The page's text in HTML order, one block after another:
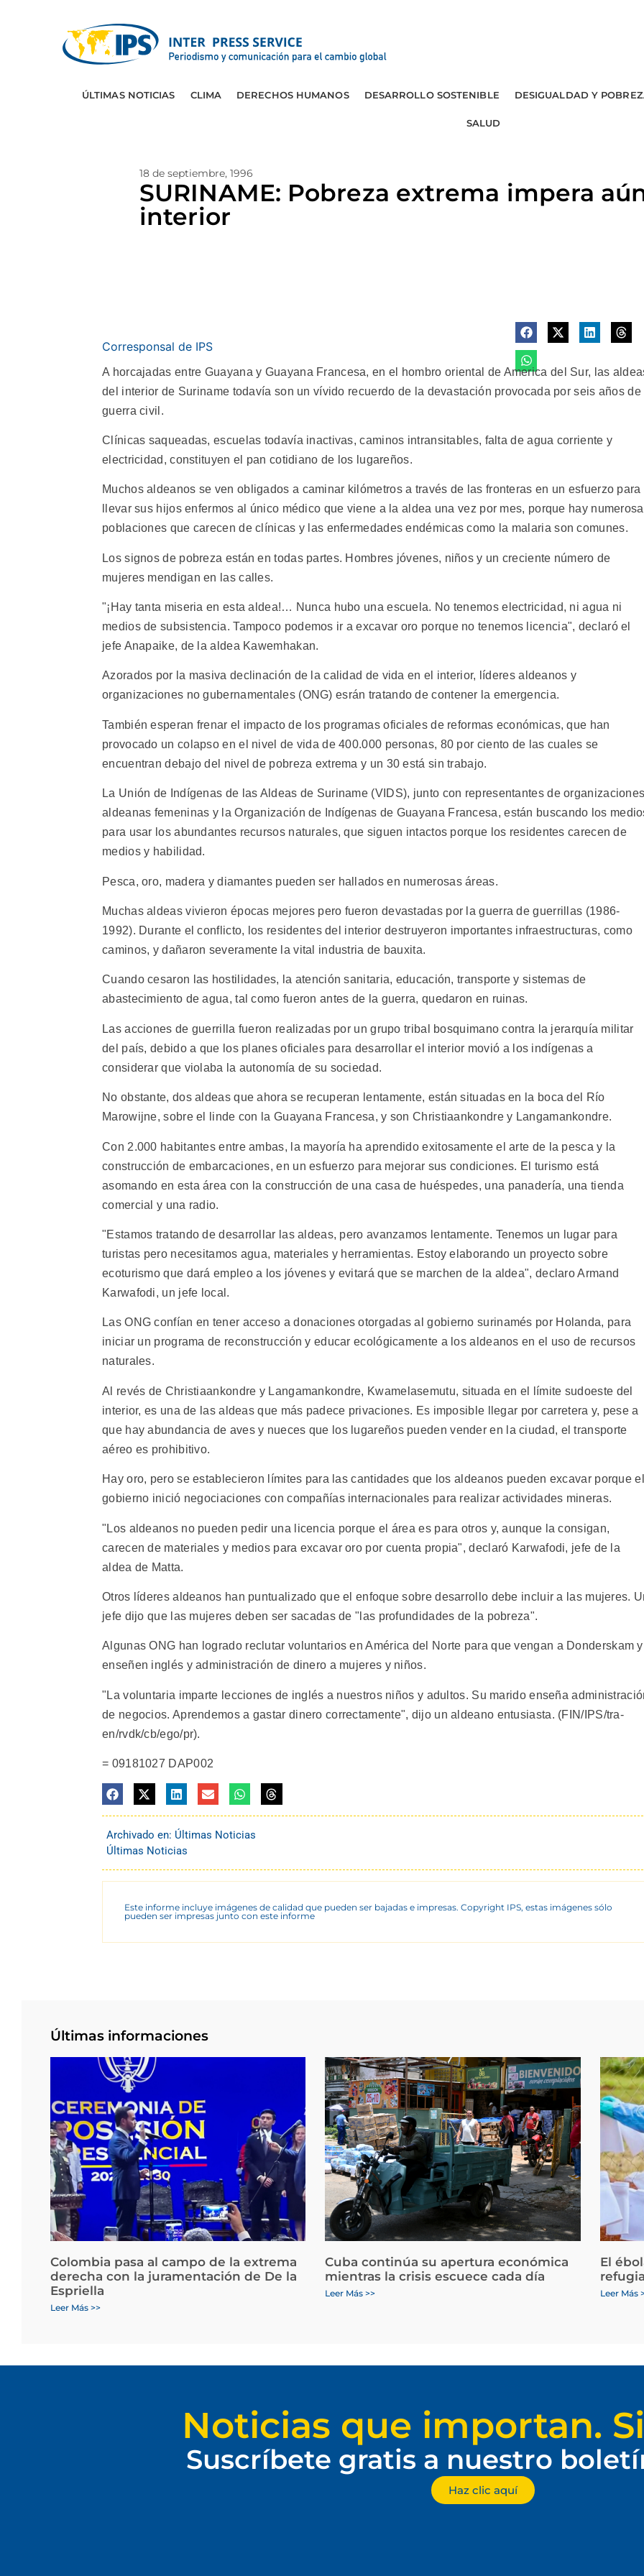
ÚLTIMAS NOTICIAS CLIMA DERECHOS HUMANOS DESARROLLO SOSTENIBLE DESIGUALDAD Y
SALUD
18 de septiembre, 1996
SURINAME: Pobreza extrema impera
interior
Corresponsal de IPS
A horcajadas entre Guayana y Guayana Francesa, en el hombro oriental de America del Sur, las
del interior de Suriname todavía son un vívido recuerdo de la devastación provocada por seis años de
guerra civil.
Clínicas saqueadas, escuelas todavía inactivas, caminos intransitables, falta de agua corriente y
electricidad, constituyen el pan cotidiano de los lugareños.
Muchos aldeanos se ven obligados a caminar kilómetros a través de las fronteras en un esfuerzo para
llevar sus hijos enfermos al único médico que viene a la aldea una vez por mes, porque hay
poblaciones que carecen de clínicas y las enfermedades endémicas como la malaria son comunes.
Los signos de pobreza están en todas partes. Hombres jóvenes, niños y un creciente número de
mujeres mendigan en las calles.
"¡Hay tanta miseria en esta aldea!… Nunca hubo una escuela. No tenemos electricidad, ni agua ni
medios de subsistencia. Tampoco podemos ir a excavar oro porque no tenemos licencia", declaró el
jefe Anapaike, de la aldea Kawemhakan.
Azorados por la masiva declinación de la calidad de vida en el interior, líderes aldeanos y
organizaciones no gubernamentales (ONG) esrán tratando de contener la emergencia.
También esperan frenar el impacto de los programas oficiales de reformas económicas, que han
provocado un colapso en el nivel de vida de 400.000 personas, 80 por ciento de las cuales se
encuentran debajo del nivel de pobreza extrema y un 30 está sin trabajo.
La Unión de Indígenas de las Aldeas de Suriname (VIDS), junto con representantes de
aldeanas femeninas y la Organización de Indígenas de Guayana Francesa, están buscando los
para usar los abundantes recursos naturales, que siguen intactos porque los residentes carecen de
medios y habilidad.
Pesca, oro, madera y diamantes pueden ser hallados en numerosas áreas.
Muchas aldeas vivieron épocas mejores pero fueron devastadas por la guerra de guerrillas (1986-
1992). Durante el conflicto, los residentes del interior destruyeron importantes infraestructuras, como
caminos, y dañaron severamente la vital industria de bauxita.
Cuando cesaron las hostilidades, la atención sanitaria, educación, transporte y sistemas de
abastecimiento de agua, tal como fueron antes de la guerra, quedaron en ruinas.
Las acciones de guerrilla fueron realizadas por un grupo tribal bosquimano contra la jerarquía militar
del país, debido a que los planes oficiales para desarrollar el interior movió a los indígenas a
considerar que violaba la autonomía de su sociedad.
No obstante, dos aldeas que ahora se recuperan lentamente, están situadas en la boca del Río
Marowijne, sobre el linde con la Guayana Francesa, y son Christiaankondre y Langamankondre.
Con 2.000 habitantes entre ambas, la mayoría ha aprendido exitosamente el arte de la pesca y la
construcción de embarcaciones, en un esfuerzo para mejorar sus condiciones. El turismo está
asomando en esta área con la construcción de una casa de huéspedes, una panadería, una tienda
comercial y una radio.
"Estamos tratando de desarrollar las aldeas, pero avanzamos lentamente. Tenemos un lugar para
turistas pero necesitamos agua, materiales y herramientas. Estoy elaborando un proyecto sobre
ecoturismo que dará empleo a los jóvenes y evitará que se marchen de la aldea", declaro Armand
Karwafodi, un jefe local.
Las ONG confían en tener acceso a donaciones otorgadas al gobierno surinamés por Holanda, para
iniciar un programa de reconstrucción y educar ecológicamente a los aldeanos en el uso de recursos
naturales.
Al revés de Christiaankondre y Langamankondre, Kwamelasemutu, situada en el límite sudoeste del
interior, es una de las aldeas que más padece privaciones. Es imposible llegar por carretera y, pese a
que hay abundancia de aves y nueces que los lugareños pueden vender en la ciudad, el transporte
aéreo es prohibitivo.
Hay oro, pero se establecieron límites para las cantidades que los aldeanos pueden excavar porque el
gobierno inició negociaciones con compañías internacionales para realizar actividades mineras.
"Los aldeanos no pueden pedir una licencia porque el área es para otros y, aunque la consigan,
carecen de materiales y medios para excavar oro por cuenta propia", declaró Karwafodi, jefe de la
aldea de Matta.
Otros líderes aldeanos han puntualizado que el enfoque sobre desarrollo debe incluir a las mujeres.
jefe dijo que las mujeres deben ser sacadas de "las profundidades de la pobreza".
Algunas ONG han logrado reclutar voluntarios en América del Norte para que vengan a Donderskam y
enseñen inglés y administración de dinero a mujeres y niños.
"La voluntaria imparte lecciones de inglés a nuestros niños y adultos. Su marido enseña
de negocios. Aprendemos a gastar dinero correctamente", dijo un aldeano entusiasta. (FIN/IPS/tra-
en/rvdk/cb/ego/pr).
= 09181027 DAP002
Archivado en: Últimas Noticias
Últimas Noticias
Este informe incluye imágenes de calidad que pueden ser bajadas e impresas. Copyright IPS, estas imágenes sólo
pueden ser impresas junto con este informe
Últimas informaciones
Colombia pasa al campo de la extrema
derecha con la juramentación de De la
Espriella
Leer Más >>
Cuba continúa su apertura económica
mientras la crisis escuece cada día
Leer Más >>
El
Leer Más
Noticias que importan.
Suscríbete gratis a nuestro
Haz clic aquí